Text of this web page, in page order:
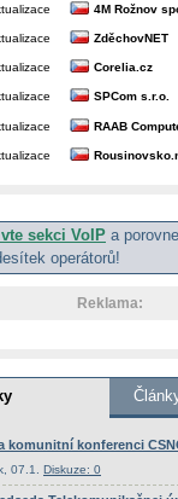
4M Rožnov
ZděchovNET
Corelia.cz
SPCom s.r.o.
RAAB
sekci VoIP a
operátorů!
Reklama: